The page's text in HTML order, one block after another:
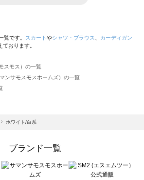
覧です。 スカート やシャツ・ブラウス
カーディガン
おります。
スモス）の一覧
ンサモスモスホームズ）の一覧
（ツハルバイサマンサモスモス）の一覧
モスモス ブルー）の一覧
ラシック）の一覧
ホワイト/白系
ブランド一覧